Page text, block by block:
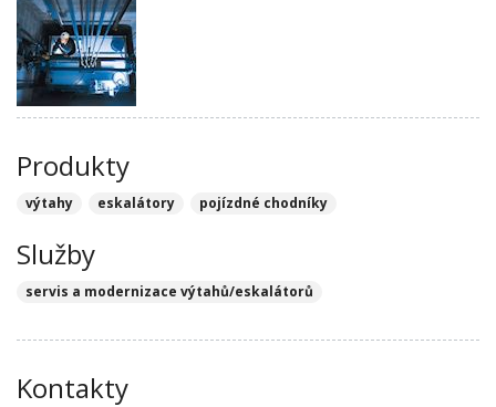
Produkty
výtahy eskalátory pojízdné chodníky
Služby
servis a modernizace výtahů/eskalátorů
Kontakty